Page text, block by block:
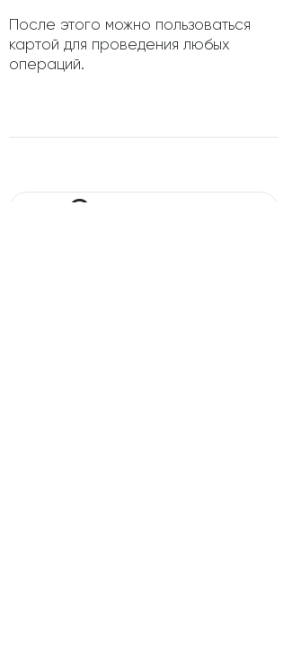
После этого можно пользоваться
картой для проведения любых
операций.
Сравнение